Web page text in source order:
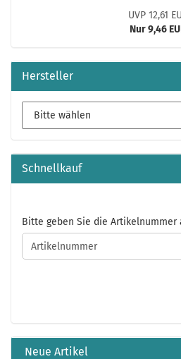
UVP 12,61
Nur 9,46
Hersteller
Schnellkauf
BITTE
GEBEN
SIE
DIE
Bitte geben Sie die Artikelnummer
Neue Artikel